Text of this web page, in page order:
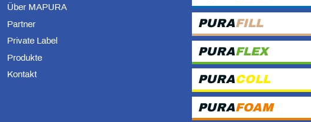
Über MAPURA
Partner
Private Label
Produkte
Kontakt
PURAFILL
PURAFLEX
PURACOLL
PURAFOAM